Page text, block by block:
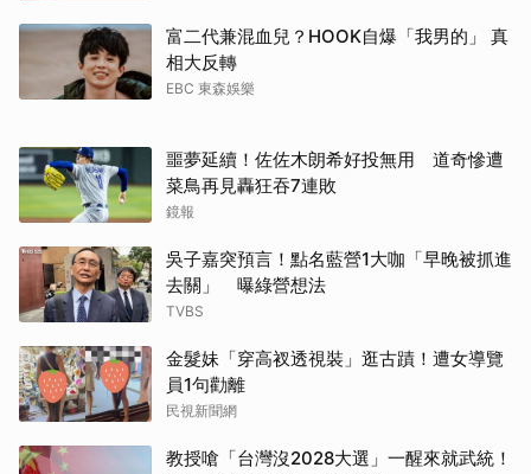
富二代兼混血兒？HOOK自爆「我男的」 真
相大反轉
EBC 東森娛樂
噩夢延續！佐佐木朗希好投無用 道奇慘遭
菜鳥再見轟狂吞7連敗
鏡報
吳子嘉突預言！點名藍營1大咖「早晚被抓進
去關」 曝綠營想法
TVBS
金髮妹「穿高衩透視裝」逛古蹟！遭女導覽
員1句勸離
民視新聞網
教授嗆「台灣沒2028大選」一醒來就武統！